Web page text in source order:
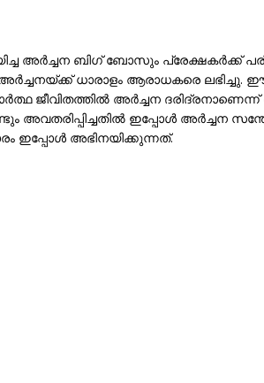
അർച്ചന ബിഗ് ബോസും പ്രേക്ഷകർക്ക്
ധാരാളം ആരാധകരെ ലഭിച്ചു.
ജീവിതത്തിൽ അർച്ചന
അവതരിപ്പിച്ചതിൽ ഇപ്പോൾ അർച്ചന
ഇപ്പോൾ അഭിനയിക്കുന്നത്.